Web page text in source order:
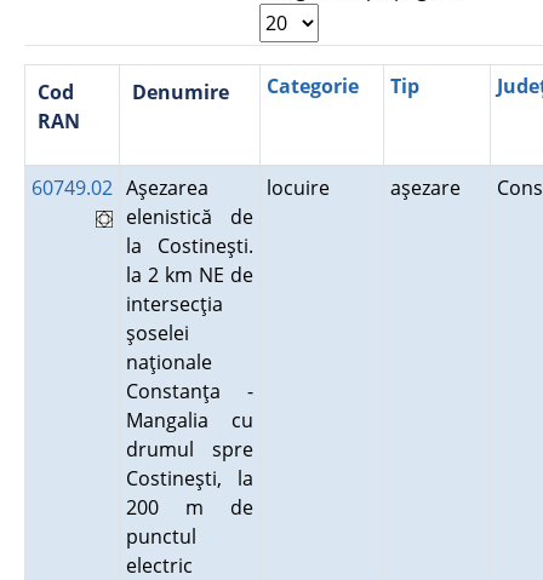
Cod
RAN
Denumire Categorie Tip
60749.02 Aşezarea
elenistică de
la Costineşti.
la 2 km NE de
intersecţia
şoselei
naţionale
Constanţa -
Mangalia cu
drumul spre
Costineşti, la
200 m de
punctul
electric
locuire aşezare